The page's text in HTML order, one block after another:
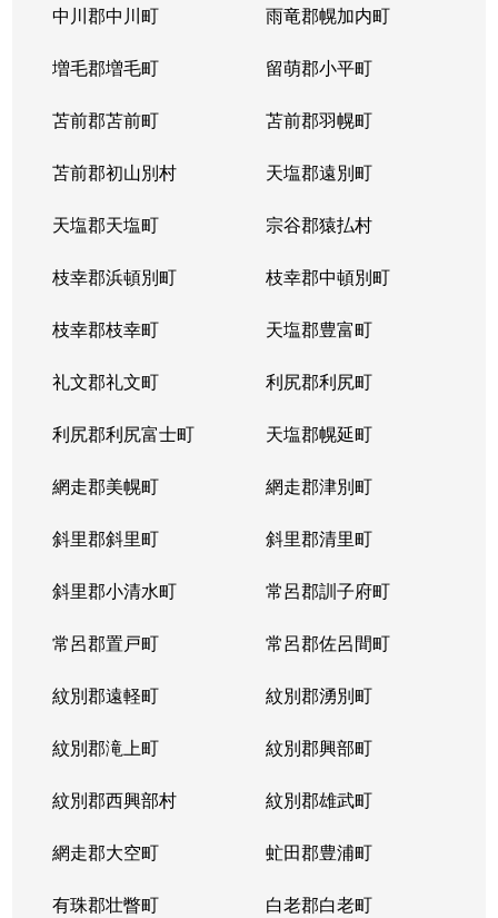
中川郡中川町 雨竜郡幌加内町
増毛郡増毛町 留萌郡小平町
苫前郡苫前町 苫前郡羽幌町
苫前郡初山別村 天塩郡遠別町
天塩郡天塩町 宗谷郡猿払村
枝幸郡浜頓別町 枝幸郡中頓別町
枝幸郡枝幸町 天塩郡豊富町
礼文郡礼文町 利尻郡利尻町
利尻郡利尻富士町 天塩郡幌延町
網走郡美幌町 網走郡津別町
斜里郡斜里町 斜里郡清里町
斜里郡小清水町 常呂郡訓子府町
常呂郡置戸町 常呂郡佐呂間町
紋別郡遠軽町 紋別郡湧別町
紋別郡滝上町 紋別郡興部町
紋別郡西興部村 紋別郡雄武町
網走郡大空町 虻田郡豊浦町
有珠郡壮瞥町 白老郡白老町